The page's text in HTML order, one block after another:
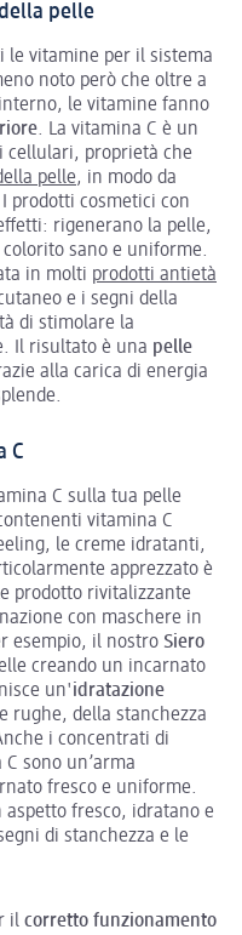
pelle
le vitamine per il sistema
noto però che oltre a
le vitamine fanno
. La vitamina C è un
cellulari, proprietà che
pelle, in modo da
prodotti cosmetici con
rigenerano la pelle,
sano e uniforme.
in molti prodotti antietà
e i segni della
di stimolare la
Il risultato è una pelle
alla carica di energia
C
C sulla tua pelle
vitamina C
le creme idratanti,
apprezzato è
prodotto rivitalizzante
con maschere in
esempio, il nostro Siero
creando un incarnato
un'idratazione
rughe, della stanchezza
i concentrati di
sono un’arma
fresco e uniforme.
fresco, idratano e
di stanchezza e le
il corretto funzionamento